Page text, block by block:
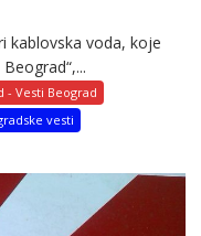
kablovska voda, koje
- Vesti Beograd
vesti